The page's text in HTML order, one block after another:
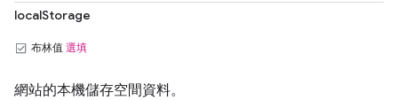
localStorage
布林值 選填
網站的本機儲存空間資料。